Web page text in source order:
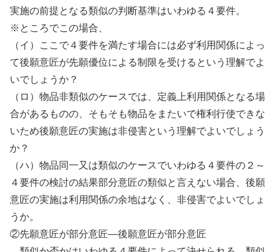
実施の前提となる類似の判断基準はいわゆる４要件。
※ところでこの場合、
（イ）ここで４要件を満たす場合には必ず利用関係によっ
て後願意匠が先願優位による制限を受けるという理解でよ
いでしょうか？
（ロ）物品非類似のケースでは、定義上利用関係となる場
合があるものの、そもそも物品をまたいで権利行使できな
いため後願意匠の実施は非侵害という理解でよいでしょう
か？
（ハ）物品同一又は類似のケースでいわゆる４要件の２～
４要件の検討の結果部分意匠の類似と言えない場合、後願
意匠の実施は利用関係の余地はなく、非侵害でよいでしょ
うか。
②先願意匠が部分意匠―後願意匠が部分意匠